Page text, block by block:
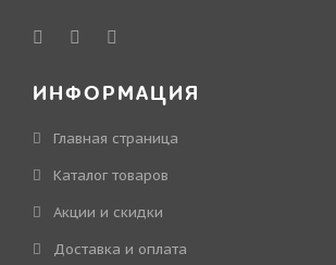
ИНФОРМАЦИЯ
Главная страница
Каталог товаров
Акции и скидки
Доставка и оплата